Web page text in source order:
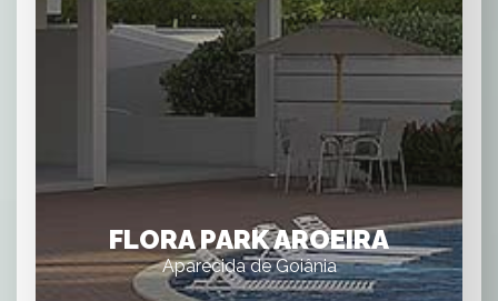
FLORA PARK AROEIRA
Aparecida de Goiânia